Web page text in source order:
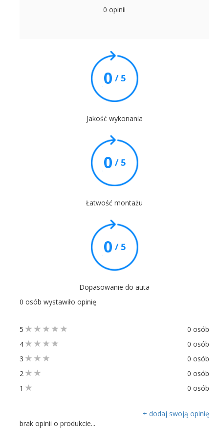
0 opinii
0 / 5
Jakość wykonania
0 / 5
Łatwość montażu
0 / 5
Dopasowanie do auta
0 osób wystawiło opinię
5
0 osób
4
0 osób
3
0 osób
2
0 osób
1
0 osób
+ dodaj swoją opinię
brak opinii o produkcie...